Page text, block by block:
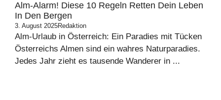
Alm-Alarm! Diese 10 Regeln Retten Dein Leben
In Den Bergen
3. August 2025Redaktion
Alm-Urlaub in Österreich: Ein Paradies mit Tücken
Österreichs Almen sind ein wahres Naturparadies.
Jedes Jahr zieht es tausende Wanderer in ...